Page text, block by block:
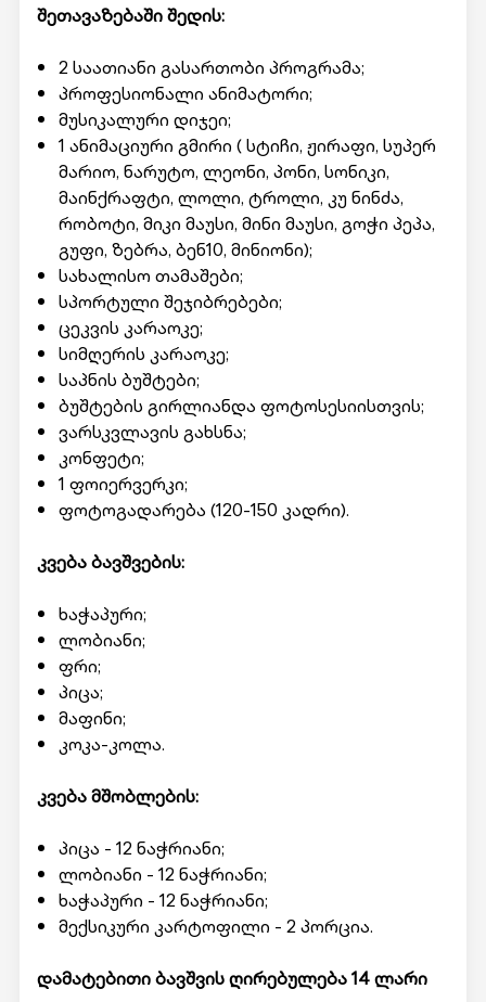
შეთავაზებაში შედის:
2 საათიანი გასართობი პროგრამა;
პროფესიონალი ანიმატორი;
მუსიკალური დიჯეი;
1 ანიმაციური გმირი ( სტიჩი, ჟირაფი, სუპერ
მარიო, ნარუტო, ლეონი, პონი, სონიკი,
მაინქრაფტი, ლოლი, ტროლი, კუ ნინძა,
რობოტი, მიკი მაუსი, მინი მაუსი, გოჭი პეპა,
გუფი, ზებრა, ბენ10, მინიონი);
სახალისო თამაშები;
სპორტული შეჯიბრებები;
ცეკვის კარაოკე;
სიმღერის კარაოკე;
საპნის ბუშტები;
ბუშტების გირლიანდა ფოტოსესიისთვის;
ვარსკვლავის გახსნა;
კონფეტი;
1 ფოიერვერკი;
ფოტოგადარება (120-150 კადრი).
კვება ბავშვების:
ხაჭაპური;
ლობიანი;
ფრი;
პიცა;
მაფინი;
კოკა-კოლა.
კვება მშობლების:
პიცა - 12 ნაჭრიანი;
ლობიანი - 12 ნაჭრიანი;
ხაჭაპური - 12 ნაჭრიანი;
მექსიკური კარტოფილი - 2 პორცია.
დამატებითი ბავშვის ღირებულება 14 ლარი